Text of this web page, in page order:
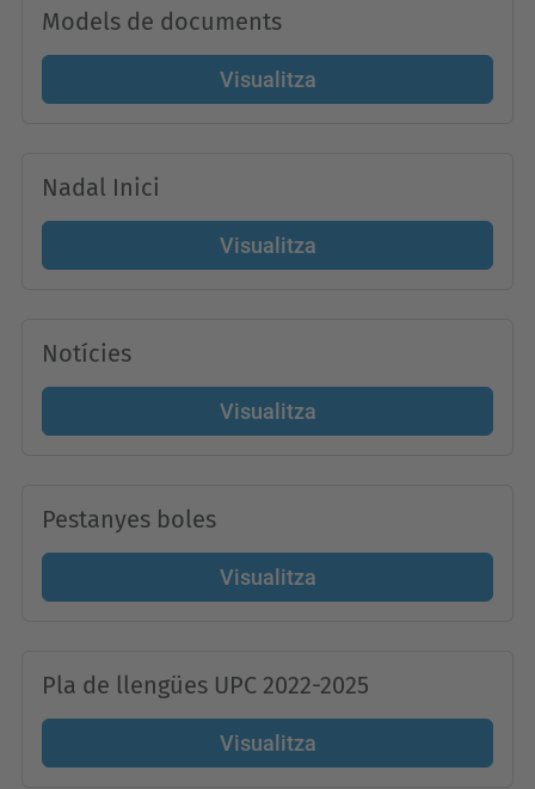
Models de documents
Visualitza
Nadal Inici
Visualitza
Notícies
Visualitza
Pestanyes boles
Visualitza
Pla de llengües UPC 2022-2025
Visualitza